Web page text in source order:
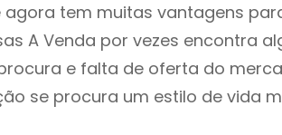
tem muitas vantagens
A Venda por vezes encontra
e falta de oferta do
se procura um estilo de vida